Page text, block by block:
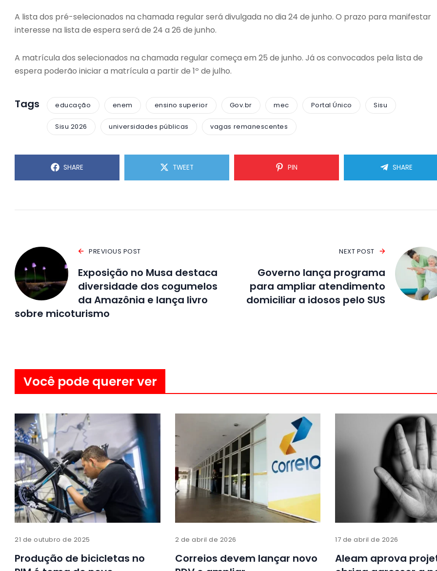
A lista dos pré-selecionados na chamada regular será divulgada no dia 24 de junho. O prazo para manifestar
interesse na lista de espera será de 24 a 26 de junho.
A matrícula dos selecionados na chamada regular começa em 25 de junho. Já os convocados pela lista de
espera poderão iniciar a matrícula a partir de 1º de julho.
Tags educação enem ensino superior Gov.br mec Portal Único Sisu
Sisu 2026 universidades públicas vagas remanescentes
SHARE TWEET PIN SHARE
PREVIOUS POST
Exposição no Musa destaca
diversidade dos cogumelos
da Amazônia e lança livro
sobre micoturismo
NEXT POST
Governo lança programa
para ampliar atendimento
domiciliar a idosos pelo SUS
Você pode querer ver
21 de outubro de 2025
Produção de bicicletas no
2 de abril de 2026
Correios devem lançar novo
17 de abril de 2026
Aleam aprova